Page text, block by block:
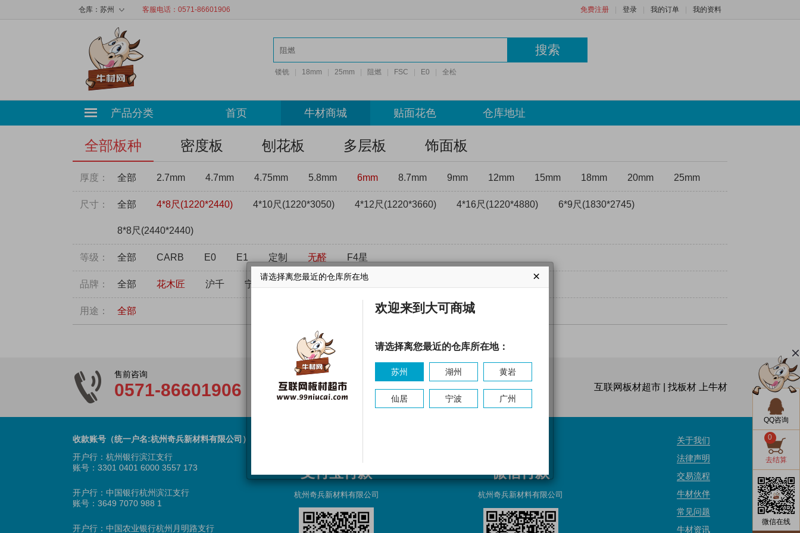
◇
仓库： 苏州 客服电话：0571-86601906 免费注册 登录 我的订单 我的资料
搜索
镂铣 18mm 25mm 阻燃 FSC E0 全松
产品分类 首页 牛材商城 贴面花色 仓库地址
全部板种 密度板 刨花板 多层板 饰面板
厚度： 全部 2.7mm 4.7mm 4.75mm 5.8mm 6mm 8.7mm 9mm 12mm 15mm 18mm 20mm 25mm
尺寸： 全部 4*8尺(1220*2440) 4*10尺(1220*3050) 4*12尺(1220*3660) 4*16尺(1220*4880) 6*9尺(1830*2745)
8*8尺(2440*2440)
等级： 全部 CARB E0 E1 定制 无醛 F4星
品牌： 全部 花木匠 沪千 宁丰 东森 乐林 东源
用途： 全部
售前咨询
0571-86601906 互联网板材超市 | 找板材 上牛材
收款账号（统一户名:杭州奇兵新材料有限公司）
开户行：杭州银行滨江支行
账号：3301 0401 6000 3557 173
开户行：中国银行杭州滨江支行
账号：3649 7070 988 1
开户行：中国农业银行杭州月明路支行
支付宝付款
杭州奇兵新材料有限公司
微信付款
杭州奇兵新材料有限公司
关于我们
法律声明
交易流程
牛材伙伴
常见问题
牛材资讯
QQ咨询
0
去结算
微信在线
请选择离您最近的仓库所在地 ×
欢迎来到大可商城
请选择离您最近的仓库所在地：
苏州 湖州 黄岩
仙居 宁波 广州